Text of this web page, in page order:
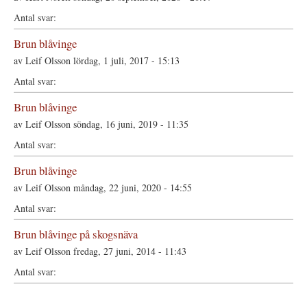
Brun blåvinge
av Leif Olsson lördag, 1 juli, 2017 - 15:13
Brun blåvinge
av Leif Olsson söndag, 16 juni, 2019 - 11:35
Brun blåvinge
av Leif Olsson måndag, 22 juni, 2020 - 14:55
Brun blåvinge på skogsnäva
av Leif Olsson fredag, 27 juni, 2014 - 11:43